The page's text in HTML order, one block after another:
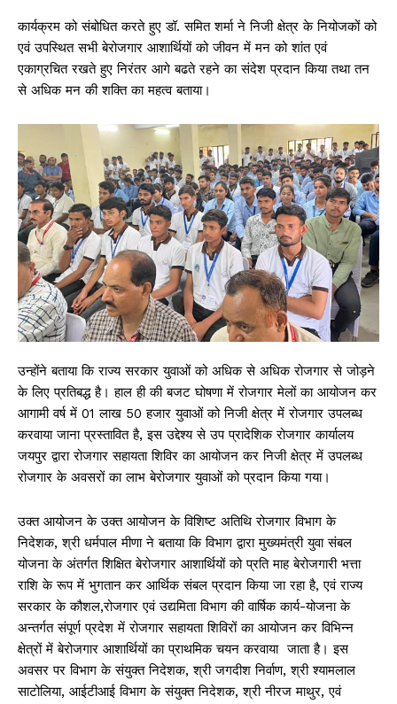
कार्यक्रम को संबोधित करते हुए डॉ. समित शर्मा ने निजी क्षेत्र के नियोजकों को
एवं उपस्थित सभी बेरोजगार आशार्थियों को जीवन में मन को शांत एवं
एकाग्रचित रखते हुए निरंतर आगे बढते रहने का संदेश प्रदान किया तथा तन
से अधिक मन की शक्ति का महत्व बताया।
उन्होंने बताया कि राज्य सरकार युवाओं को अधिक से अधिक रोजगार से जोड़ने
के लिए प्रतिबद्ध है। हाल ही की बजट घोषणा में रोजगार मेलों का आयोजन कर
आगामी वर्ष में 01 लाख 50 हजार युवाओं को निजी क्षेत्र में रोजगार उपलब्ध
करवाया जाना प्रस्तावित है, इस उद्देश्य से उप प्रादेशिक रोजगार कार्यालय
जयपुर द्वारा रोजगार सहायता शिविर का आयोजन कर निजी क्षेत्र में उपलब्ध
रोजगार के अवसरों का लाभ बेरोजगार युवाओं को प्रदान किया गया।
उक्त आयोजन के उक्त आयोजन के विशिष्ट अतिथि रोजगार विभाग के
निदेशक, श्री धर्मपाल मीणा ने बताया कि विभाग द्वारा मुख्यमंत्री युवा संबल
योजना के अंतर्गत शिक्षित बेरोजगार आशार्थियों को प्रति माह बेरोजगारी भत्ता
राशि के रूप में भुगतान कर आर्थिक संबल प्रदान किया जा रहा है, एवं राज्य
सरकार के कौशल,रोजगार एवं उद्यमिता विभाग की वार्षिक कार्य-योजना के
अन्तर्गत संपूर्ण प्रदेश में रोजगार सहायता शिविरों का आयोजन कर विभिन्न
क्षेत्रों में बेरोजगार आशार्थियों का प्राथमिक चयन करवाया जाता है। इस
अवसर पर विभाग के संयुक्त निदेशक, श्री जगदीश निर्वाण, श्री श्यामलाल
साटोलिया, आईटीआई विभाग के संयुक्त निदेशक, श्री नीरज माथुर, एवं